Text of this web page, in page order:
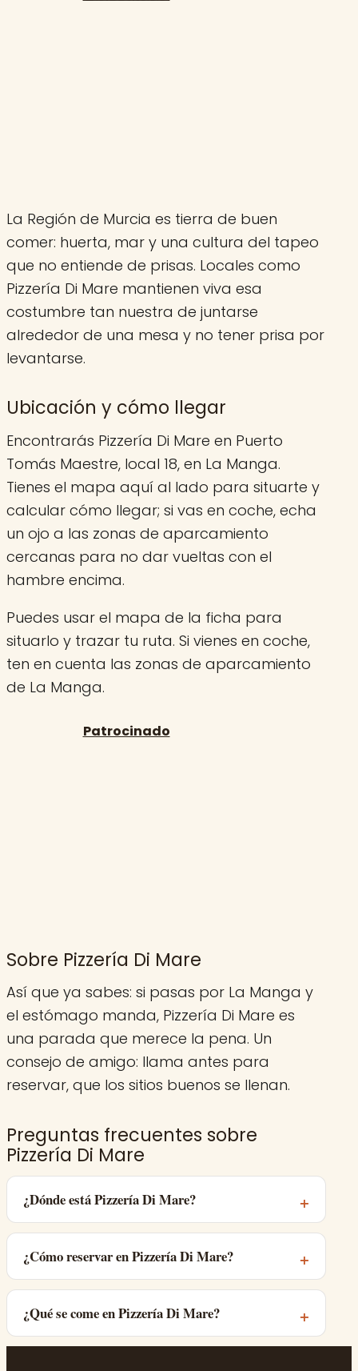
La Región de Murcia es tierra de buen
comer: huerta, mar y una cultura del tapeo
que no entiende de prisas. Locales como
Pizzería Di Mare mantienen viva esa
costumbre tan nuestra de juntarse
alrededor de una mesa y no tener prisa por
levantarse.
Ubicación y cómo llegar
Encontrarás Pizzería Di Mare en Puerto
Tomás Maestre, local 18, en La Manga.
Tienes el mapa aquí al lado para situarte y
calcular cómo llegar; si vas en coche, echa
un ojo a las zonas de aparcamiento
cercanas para no dar vueltas con el
hambre encima.
Puedes usar el mapa de la ficha para
situarlo y trazar tu ruta. Si vienes en coche,
ten en cuenta las zonas de aparcamiento
de La Manga.
Sobre Pizzería Di Mare
Así que ya sabes: si pasas por La Manga y
el estómago manda, Pizzería Di Mare es
una parada que merece la pena. Un
consejo de amigo: llama antes para
reservar, que los sitios buenos se llenan.
Preguntas frecuentes sobre
Pizzería Di Mare
¿Dónde está Pizzería Di Mare?
¿Cómo reservar en Pizzería Di Mare?
¿Qué se come en Pizzería Di Mare?